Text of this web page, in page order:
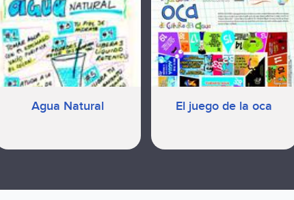
Agua Natural El juego de la oca